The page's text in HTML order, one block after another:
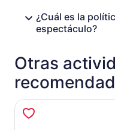
¿Cuál es la
espectáculo?
Otras